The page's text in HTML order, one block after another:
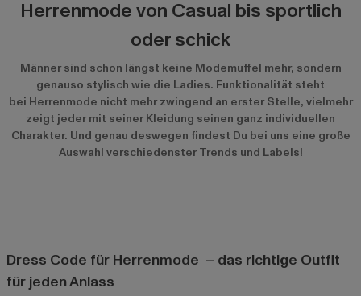
Herrenmode von Casual bis sportlich
oder schick
Männer sind schon längst keine Modemuffel mehr, sondern
genauso stylisch wie die Ladies. Funktionalität steht
bei Herrenmode nicht mehr zwingend an erster Stelle, vielmehr
zeigt jeder mit seiner Kleidung seinen ganz individuellen
Charakter. Und genau deswegen findest Du bei uns eine große
Auswahl verschiedenster Trends und Labels!
Dress Code für Herrenmode – das richtige Outfit
für jeden Anlass